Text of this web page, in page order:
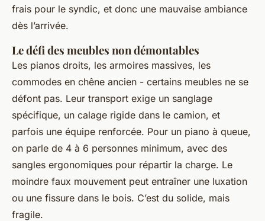
frais pour le syndic, et donc une mauvaise ambiance
dès l’arrivée.
Le défi des meubles non démontables
Les pianos droits, les armoires massives, les
commodes en chêne ancien - certains meubles ne se
défont pas. Leur transport exige un sanglage
spécifique, un calage rigide dans le camion, et
parfois une équipe renforcée. Pour un piano à queue,
on parle de 4 à 6 personnes minimum, avec des
sangles ergonomiques pour répartir la charge. Le
moindre faux mouvement peut entraîner une luxation
ou une fissure dans le bois. C’est du solide, mais
fragile.